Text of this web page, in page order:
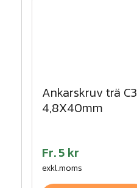
Ankarskruv trä C3
4,8X40mm
Fr.5 kr
exkl.moms